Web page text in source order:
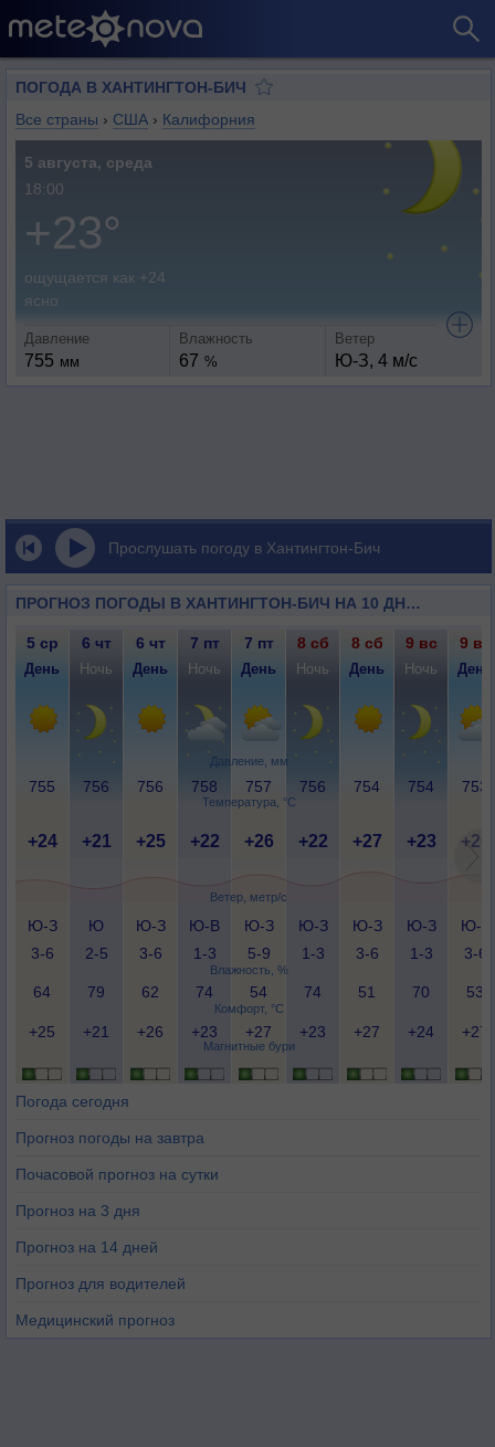
ПОГОДА В ХАНТИНГТОН-БИЧ
Все страны › США › Калифорния
5 августа, среда
18:00
+23°
ощущается как +24
ясно
Давление
755 мм
Влажность
67 %
Ветер
Ю-З, 4 м/с
Прослушать погоду в Хантингтон-Бич
ПРОГНОЗ ПОГОДЫ В ХАНТИНГТОН-БИЧ НА 10 ДНЕЙ
Давление, мм
Температура, °C
Ветер, метр/с
Влажность, %
Комфорт, °C
Магнитные бури
5 ср 6 чт 6 чт 7 пт 7 пт 8 сб 8 сб 9 вс 9 вс
День Ночь День Ночь День Ночь День Ночь День
755 756 756 758 757 756 754 754 753
+24 +21 +25 +22 +26 +22 +27 +23 +26
Ю-З
3-6
Ю
2-5
Ю-З
3-6
Ю-В
1-3
Ю-З
5-9
Ю-З
1-3
Ю-З
3-6
Ю-З
1-3
Ю-З
3-6
64 79 62 74 54 74 51 70 53
+25 +21 +26 +23 +27 +23 +27 +24 +27
Погода сегодня
Прогноз погоды на завтра
Почасовой прогноз на сутки
Прогноз на 3 дня
Прогноз на 14 дней
Прогноз для водителей
Медицинский прогноз